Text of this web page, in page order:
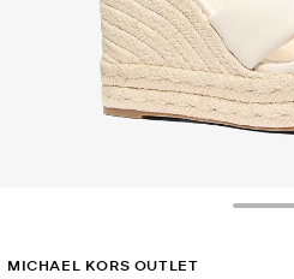
MICHAEL KORS OUTLET